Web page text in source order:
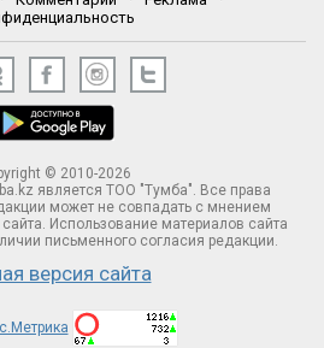
© 2010-2026
является ТОО "Тумба". Все права
может не совпадать с мнением
Использование материалов сайта
письменного согласия редакции.
версия сайта